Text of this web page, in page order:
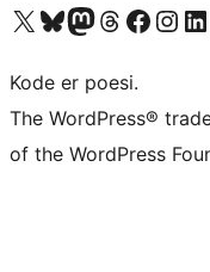
Besøk vår konto på X Visit our Bluesky account
Besøk vår Mastodon-konto
Visit our Threads account
Besøk vår Facebook-side
Besøk vårBesøk
Kode er poesi.
The WordPress®
of the WordPress